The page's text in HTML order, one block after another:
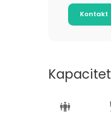
Kontakt
Kapacitet